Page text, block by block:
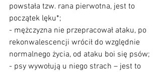
powstała tzw. rana pierwotna, jest to
początek lęku*;
- mężczyzna nie przepracował ataku, po
rekonwalescencji wrócił do względnie
normalnego życia, od ataku boi się psów;
- psy wywołują u niego strach – jest to